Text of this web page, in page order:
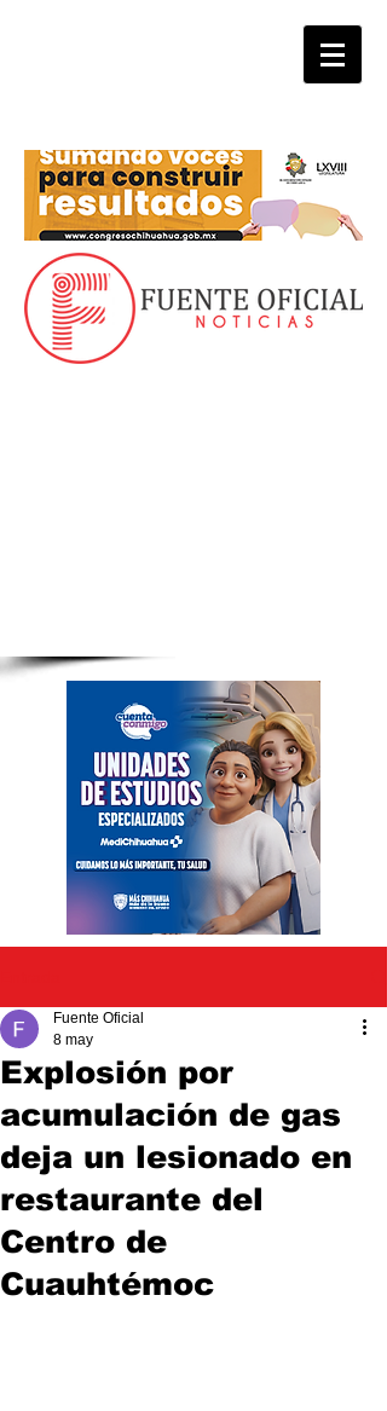
Explosión por
acumulación de gas
deja un lesionado en
restaurante del
Centro de
Cuauhtémoc
Fuente Oficial
8 may